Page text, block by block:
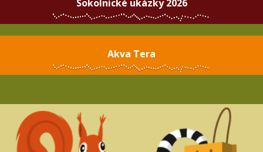
Sokolnické ukázky 2026
Akva Tera